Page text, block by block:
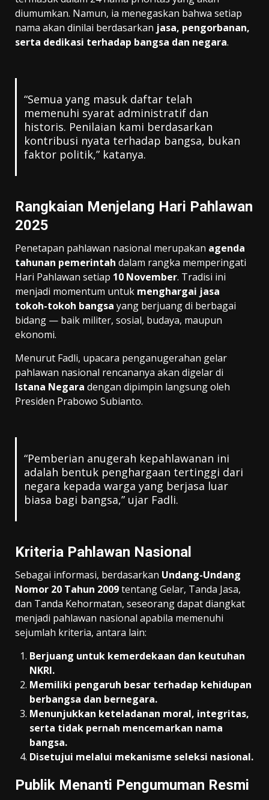
diumumkan. Namun, ia menegaskan bahwa setiap
nama akan dinilai berdasarkan jasa, pengorbanan,
serta dedikasi terhadap bangsa dan negara.
“Semua yang masuk daftar telah
memenuhi syarat administratif dan
historis. Penilaian kami berdasarkan
kontribusi nyata terhadap bangsa, bukan
faktor politik,” katanya.
Rangkaian Menjelang Hari Pahlawan
2025
Penetapan pahlawan nasional merupakan agenda
tahunan pemerintah dalam rangka memperingati
Hari Pahlawan setiap 10 November. Tradisi ini
menjadi momentum untuk menghargai jasa
tokoh-tokoh bangsa yang berjuang di berbagai
bidang — baik militer, sosial, budaya, maupun
ekonomi.
Menurut Fadli, upacara penganugerahan gelar
pahlawan nasional rencananya akan digelar di
Istana Negara dengan dipimpin langsung oleh
Presiden Prabowo Subianto.
“Pemberian anugerah kepahlawanan ini
adalah bentuk penghargaan tertinggi dari
negara kepada warga yang berjasa luar
biasa bagi bangsa,” ujar Fadli.
Kriteria Pahlawan Nasional
Sebagai informasi, berdasarkan Undang-Undang
Nomor 20 Tahun 2009tentang Gelar, Tanda Jasa,
dan Tanda Kehormatan, seseorang dapat diangkat
menjadi pahlawan nasional apabila memenuhi
sejumlah kriteria, antara lain:
Berjuang untuk kemerdekaan dan keutuhan
NKRI.
Memiliki pengaruh besar terhadap kehidupan
berbangsa dan bernegara.
Menunjukkan keteladanan moral, integritas,
serta tidak pernah mencemarkan nama
bangsa.
Disetujui melalui mekanisme seleksi nasional.
Publik Menanti Pengumuman Resmi